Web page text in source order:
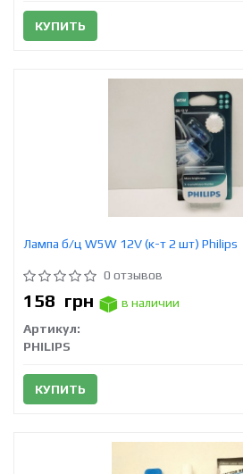
КУПИТЬ
Лампа б/ц W5W 12V (к-т 2 шт) Philips
0 отзывов
158 грн
в наличии
Артикул:
PHILIPS
КУПИТЬ